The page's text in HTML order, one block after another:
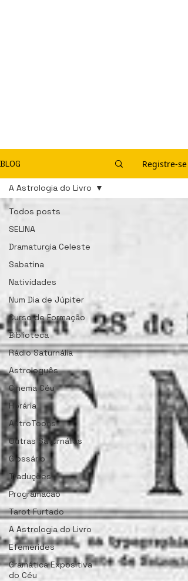
BLOG Registre-se
Todos posts
SELINA
Dramaturgia Celeste
Sabatina
Natividades
Num Dia de Júpiter
Curso de Formação
Biblioteca
Rádio Saturnália
Astrologuês
Cinema Céu
Horária
AstroToons
Outras Saturnálias
Glossário
Traduções
Programacao
Tarot Furtado
A Astrologia do Livro
Efemerides
Gramática Expositiva
do Céu
A Astrologia do Livro